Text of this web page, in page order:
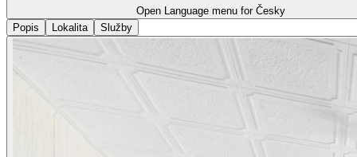
Open Language menu for Česky
Popis
Lokalita Služby